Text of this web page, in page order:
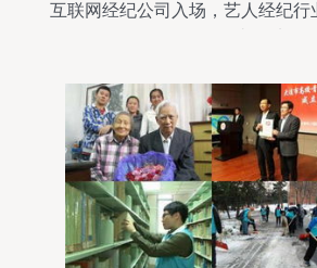
互联网经纪公司入场，艺人经纪行